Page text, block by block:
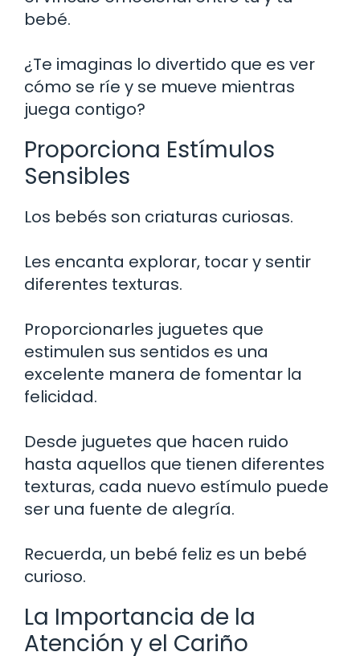
bebé.
¿Te imaginas lo divertido que es ver
cómo se ríe y se mueve mientras
juega contigo?
Proporciona Estímulos
Sensibles
Los bebés son criaturas curiosas.
Les encanta explorar, tocar y sentir
diferentes texturas.
Proporcionarles juguetes que
estimulen sus sentidos es una
excelente manera de fomentar la
felicidad.
Desde juguetes que hacen ruido
hasta aquellos que tienen diferentes
texturas, cada nuevo estímulo puede
ser una fuente de alegría.
Recuerda, un bebé feliz es un bebé
curioso.
La Importancia de la
Atención y el Cariño